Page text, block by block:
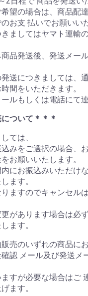
望の場合は、商品配
お支 払いでお願いい
ましてはヤマト運輸
品発送後、発送メー
送につきましては、
間をいただきます。
ルもしくは電話にて
ついて＊＊＊
ては、
みをご選択の場合、
お願いいたします。
にお振込みいただけ
ます。
ますのでキャンセル
があります場合は必
ます。
売のいずれの商品に
認 メール及び発送メ
すが必要な場合はご
ます。